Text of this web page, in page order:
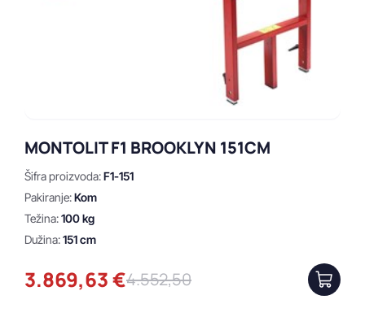
71.5 cm
85.5 cm
MONTOLIT F1 BROOKLYN 151CM
Šifra proizvoda:F1-151
Pakiranje:Kom
Težina:100 kg
Dužina:151 cm
3.869,63 €4.552,50